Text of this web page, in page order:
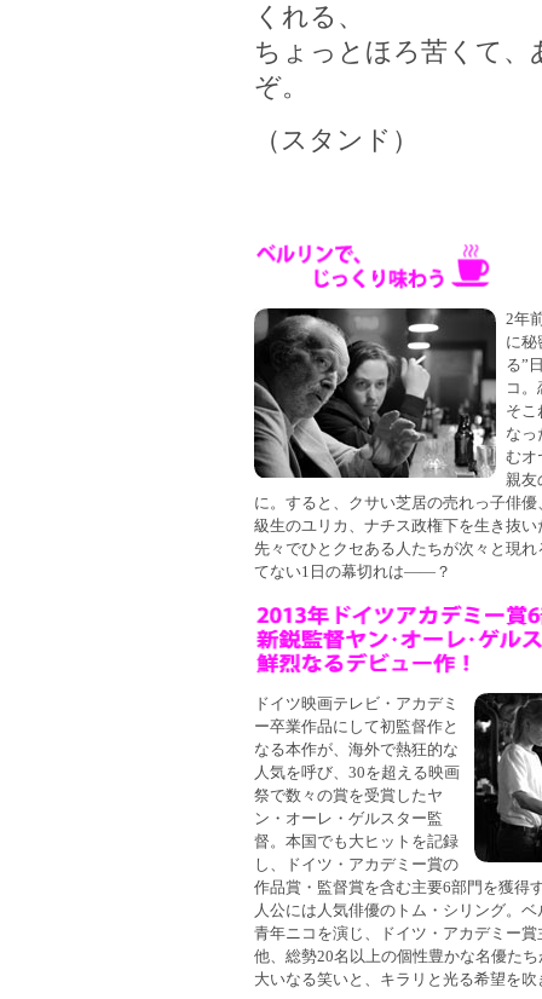
くれる、
ちょっとほろ苦くて
ぞ。
（スタンド）
2年
に秘
る”
コ
そこ
なっ
むオ
親友
に。すると、クサい芝居の売れっ子俳
級生のユリカ、ナチス政権下を生き抜
先々でひとクセある人たちが次々と現
てない1日の幕切れは――？
ドイツ映画テレビ・アカデミ
ー卒業作品にして初監督作と
なる本作が、海外で熱狂的な
人気を呼び、30を超える映画
祭で数々の賞を受賞したヤ
ン・オーレ・ゲルスター監
督。本国でも大ヒットを記録
し、ドイツ・アカデミー賞の
作品賞・監督賞を含む主要6部門を獲得
人公には人気俳優のトム・シリング。
青年ニコを演じ、ドイツ・アカデミー
他、総勢20名以上の個性豊かな名優た
大いなる笑いと、キラリと光る希望を吹